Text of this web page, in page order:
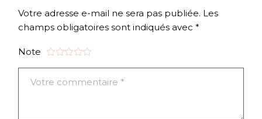
Votre adresse e-mail ne sera pas publiée. Les
champs obligatoires sont indiqués avec*
Note